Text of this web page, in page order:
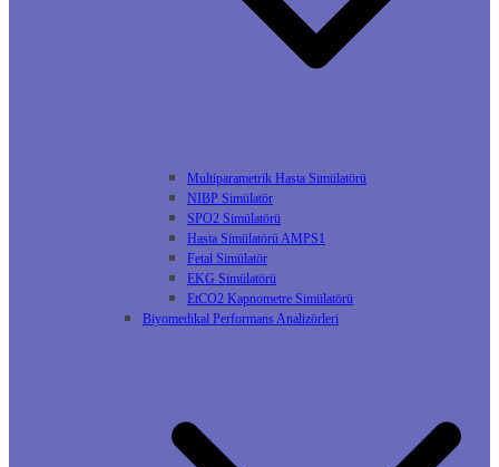
Multiparametrik Hasta Simülatörü
NIBP Simülatör
SPO2 Simülatörü
Hasta Simülatörü AMPS1
Fetal Simülatör
EKG Simülatörü
EtCO2 Kapnometre Simülatörü
Biyomedikal Performans Analizörleri